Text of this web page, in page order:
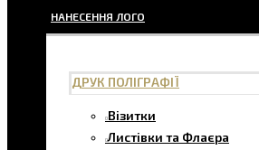
НАНЕСЕННЯ ЛОГО
ДРУК ПОЛІГРАФІЇ
Візитки
Листівки та Флаєра